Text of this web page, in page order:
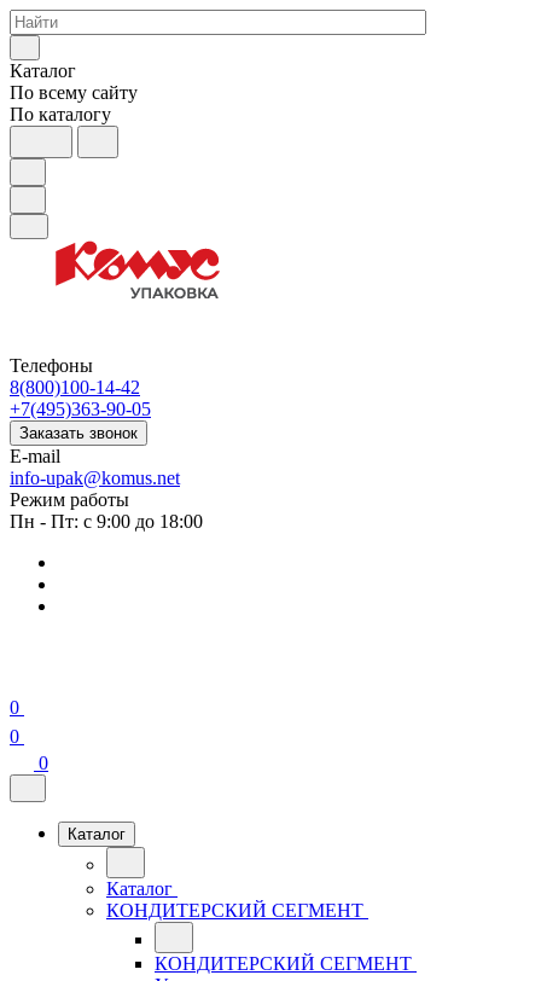
Каталог
По всему сайту
По каталогу
Телефоны
8(800)100-14-42
+7(495)363-90-05
Заказать звонок
E-mail
info-upak@komus.net
Режим работы
Пн - Пт: с 9:00 до 18:00
0
0
0
Каталог
Каталог
КОНДИТЕРСКИЙ СЕГМЕНТ
КОНДИТЕРСКИЙ СЕГМЕНТ